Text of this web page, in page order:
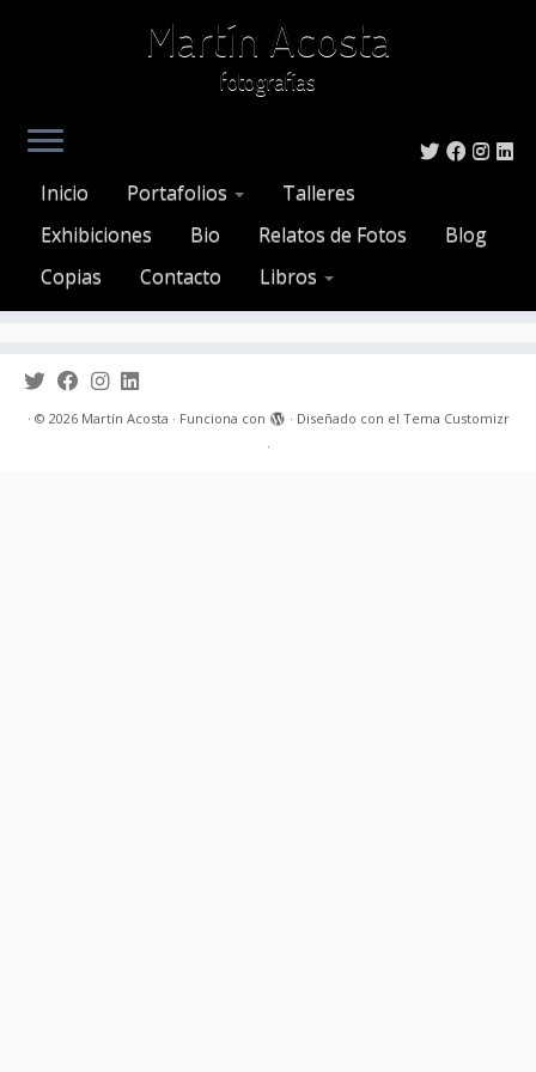
Saltar
contenido
Martín Acosta
fotografías
Inicio Portafolios
Talleres
Exhibiciones
Bio Relatos de Fotos
Blog
Copias
Contacto Libros
Att. Tag:caba
· © 2026 Martín Acosta · Funciona con · Diseñado con el Tema Customizr
·